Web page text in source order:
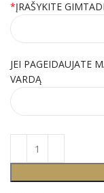
*ĮRAŠYKITE
JEI PAGEIDAUJATE
VARDĄ